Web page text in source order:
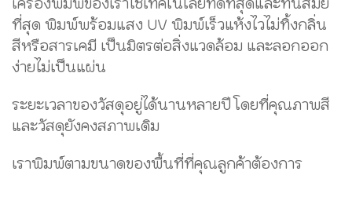
ที่สุด พิมพ์พร้อมแสง UV พิมพ์เร็วแห้งไวไม่ทิ้งกลิ่น
สีหรือสารเคมี เป็นมิตรต่อสิ่งแวดล้อม และลอกออก
ง่ายไม่เป็นแผ่น
ระยะเวลาของวัสดุอยู่ได้นานหลายปี โดยที่คุณภาพสี
และวัสดุยังคงสภาพเดิม
เราพิมพ์ตามขนาดของพื้นที่ที่คุณลูกค้าต้องการ